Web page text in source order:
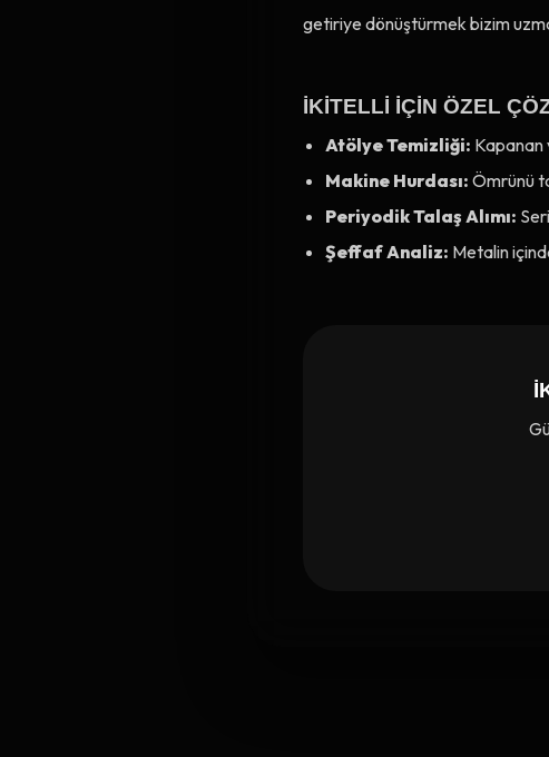
getiriye dönüştürmek bizim
İKITELLI İÇIN ÖZEL
Atölye Temizliği: Kapanan
Makine Hurdası: Ömrünü
Periyodik Talaş Alımı:
Şeffaf Analiz: Metalin